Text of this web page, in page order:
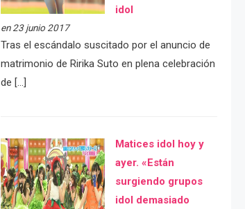
idol
en 23 junio 2017
Tras el escándalo suscitado por el anuncio de
matrimonio de Ririka Suto en plena celebración
de […]
Matices idol hoy y
ayer. «Están
surgiendo grupos
idol demasiado